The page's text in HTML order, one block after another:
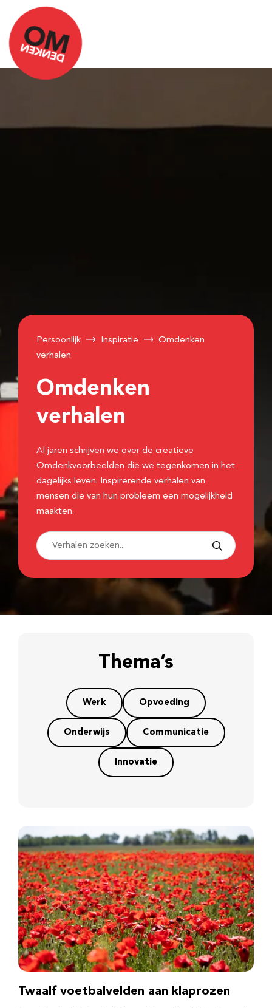
Persoonlijk Inspiratie
Omdenken
verhalen
Omdenken
verhalen
Al jaren schrijven we over de creatieve
Omdenkvoorbeelden die we tegenkomen in het
dagelijks leven. Inspirerende verhalen van
mensen die van hun probleem een mogelijkheid
maakten.
Thema’s
Werk Opvoeding
Onderwijs Communicatie
Innovatie
Twaalf voetbalvelden aan klaprozen